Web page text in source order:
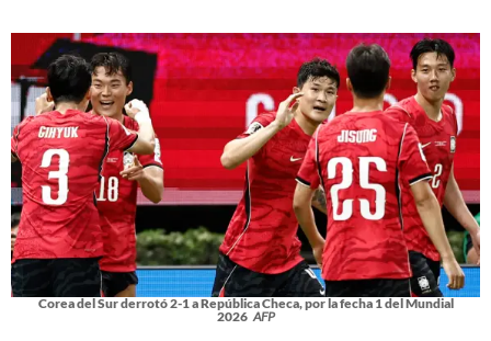
Corea del Sur derrotó 2-1 a República Checa, por la fecha 1 del Mundial
2026 AFP